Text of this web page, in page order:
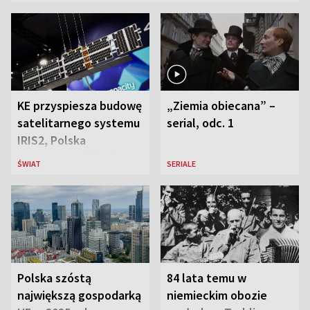
KE przyspiesza budowę
satelitarnego systemu
IRIS2, Polska
przeznaczy 656 mln
ŚWIAT
„Ziemia obiecana” –
serial, odc. 1
SERIALE
Polska szóstą
największą gospodarką
84 lata temu w
niemieckim obozie